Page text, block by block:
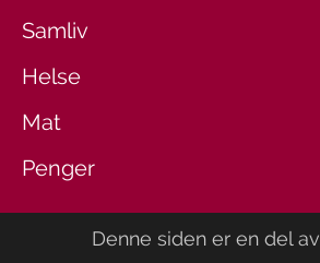
Samliv
Helse
Mat
Penger
Denne siden er en del av